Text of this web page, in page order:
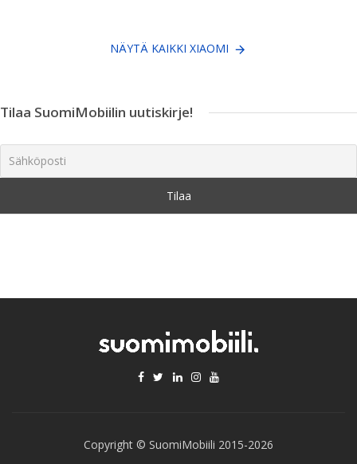
NÄYTÄ KAIKKI XIAOMI
Tilaa SuomiMobiilin uutiskirje!
Copyright © SuomiMobiili 2015-2026